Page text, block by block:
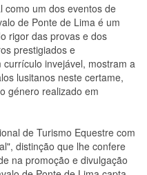
como um dos eventos de
de Ponte de Lima é um
rigor das provas e dos
prestigiados e
invejável, mostram a
lusitanos neste certame,
género realizado em
de Turismo Equestre com
distinção que lhe confere
na promoção e divulgação